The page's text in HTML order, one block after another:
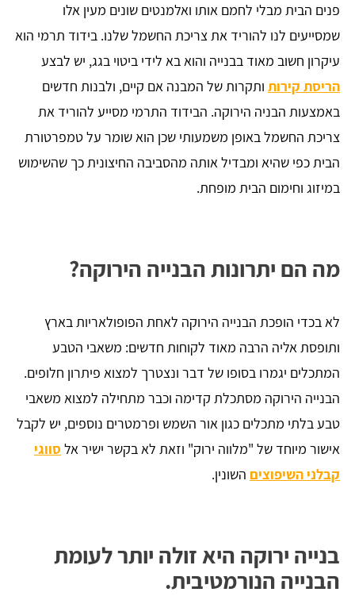
פנים הבית מבלי לחמם אותו ואלמנטים שונים מעין אלו
שמסייעים לנו להוריד את צריכת החשמל שלנו. בידוד תרמי הוא
עיקרון חשוב מאוד בבנייה והוא בא לידי ביטוי בגג, יש לבצע
הריסת קירות ותקרות של המבנה אם קיים, ולבנות חדשים
באמצעות הבניה הירוקה. הבידוד התרמי מסייע להוריד את
צריכת החשמל באופן משמעותי שכן הוא שומר על טמפרטורת
הבית כפי שהיא ומבדיל אותה מהסביבה החיצונית כך שהשימוש
במיזוג וחימום הבית מופחת.
מה הם יתרונות הבנייה הירוקה?
לא בכדי הופכת הבנייה הירוקה לאחת הפופולאריות בארץ
ותופסת אליה הרבה מאוד לקוחות חדשים: משאבי הטבע
המתכלים יגמרו בסופו של דבר ונצטרך למצוא פיתרון חלופים.
הבנייה הירוקה מסתכלת קדימה וכבר מתחילה למצוא משאבי
טבע בלתי מתכלים כגון אור השמש ופרמטרים נוספים, יש לקבל
אישור מיוחד של "מלווה ירוק" וזאת לא בקשר ישיר אל סווגי
קבלני השיפוצים השונין.
בנייה ירוקה היא זולה יותר לעומת
הבנייה הנורמטיבית.